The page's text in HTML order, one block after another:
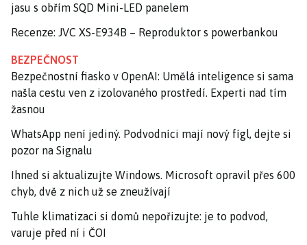
jasu s obřím SQD Mini-LED panelem
Recenze: JVC XS-E934B – Reproduktor s powerbankou
BEZPEČNOST
Bezpečnostní fiasko v OpenAI: Umělá inteligence si sama
našla cestu ven z izolovaného prostředí. Experti nad tím
žasnou
WhatsApp není jediný. Podvodníci mají nový fígl, dejte si
pozor na Signalu
Ihned si aktualizujte Windows. Microsoft opravil přes 600
chyb, dvě z nich už se zneužívají
Tuhle klimatizaci si domů nepořizujte: je to podvod,
varuje před ní i ČOI